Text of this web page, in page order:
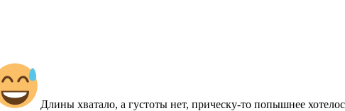
Длины хватало, а густоты нет, прическу-то попышнее